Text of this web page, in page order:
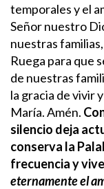
temporales y el
Señor nuestro
nuestras
Ruega para que
de nuestras
la gracia de vivir
María. Amén.
silencio deja
conserva la
frecuencia y
eternamente el